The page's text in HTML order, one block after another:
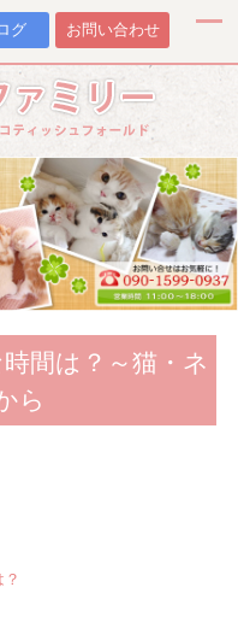
グ お問い合わせ
間は？～猫・ネ
ら